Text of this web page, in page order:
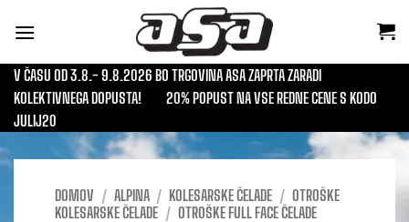
V ČASU OD 3.8.- 9.8.2026 BO TRGOVINA ASA ZAPRTA ZARADI
KOLEKTIVNEGA DOPUSTA!
20% POPUST NA VSE REDNE CENE S KODO
JULIJ20
DOMOV / ALPINA / KOLESARSKE ČELADE / OTROŠKE
KOLESARSKE ČELADE / OTROŠKE FULL FACE ČELADE